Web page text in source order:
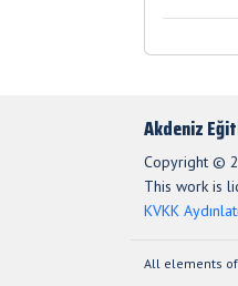
Akdeniz
Copyright ©
This work is
KVKK
All elements